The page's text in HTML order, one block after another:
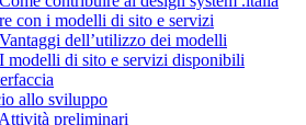
con i modelli di sito e servizi
dell’utilizzo dei modelli
modelli di sito e servizi disponibili
allo sviluppo
preliminari